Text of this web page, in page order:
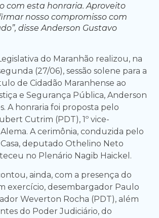
com esta honraria. Aproveito
nosso compromisso com
disse Anderson Gustavo
do Maranhão realizou, na
(27/06), sessão solene para a
de Cidadão Maranhense ao
e Segurança Pública, Anderson
A honraria foi proposta pelo
Cutrim (PDT), 1º vice-
A cerimônia, conduzida pelo
deputado Othelino Neto
no Plenário Nagib Haickel.
ainda, com a presença do
exercício, desembargador Paulo
Weverton Rocha (PDT), além
do Poder Judiciário, do